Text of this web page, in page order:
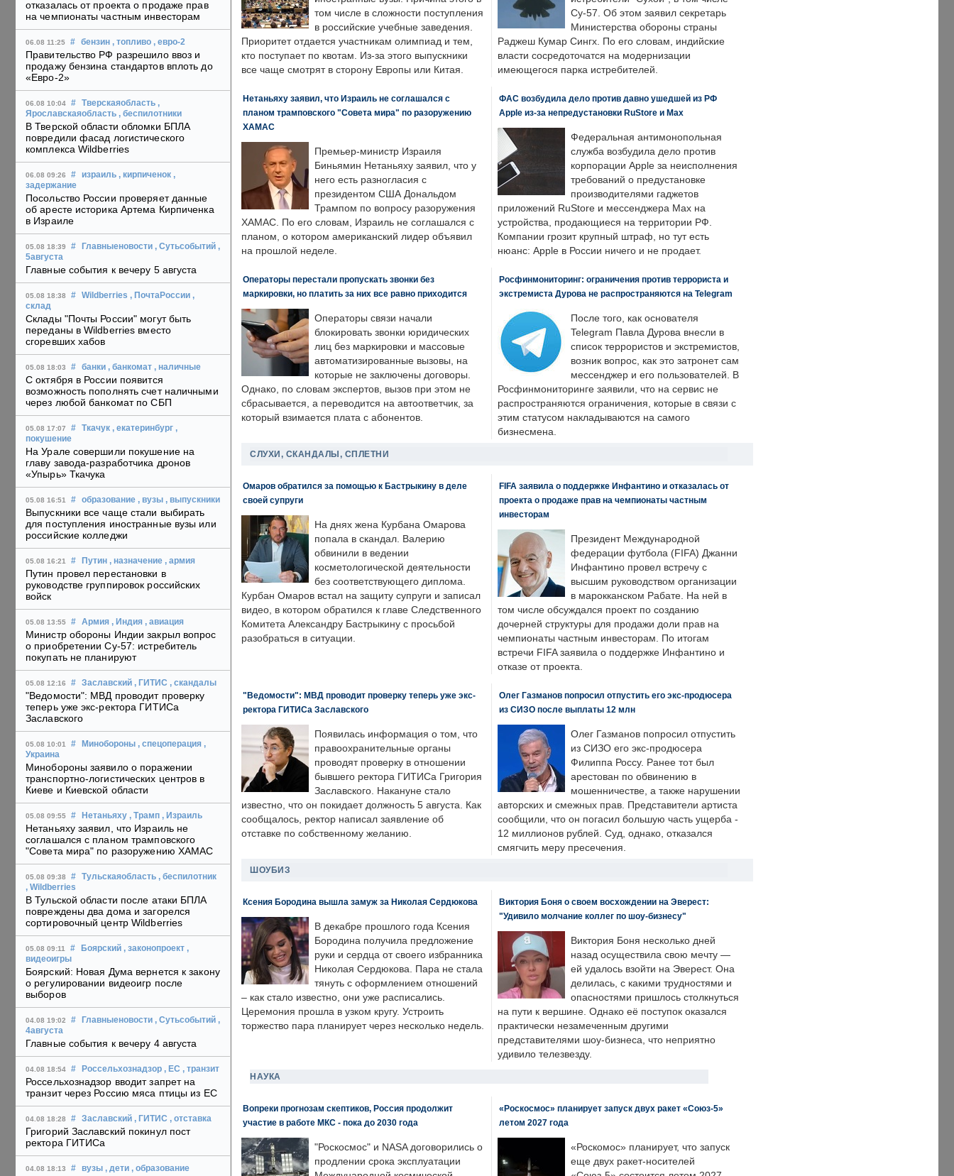
отказалась от проекта о продаже прав
на чемпионаты частным инвесторам
06.08 11:25 # бензин , топливо , евро-2
Правительство РФ разрешило ввоз и
продажу бензина стандартов вплоть до
«Евро-2»
06.08 10:04 # Тверскаяобласть ,
Ярославскаяобласть , беспилотники
В Тверской области обломки БПЛА
повредили фасад логистического
комплекса Wildberries
06.08 09:26 # израиль , кирпиченок ,
задержание
Посольство России проверяет данные
об аресте историка Артема Кирпиченка
в Израиле
05.08 18:39 # Главныеновости , Сутьсобытий ,
5августа
Главные события к вечеру 5 августа
05.08 18:38 # Wildberries , ПочтаРоссии ,
склад
Склады "Почты России" могут быть
переданы в Wildberries вместо
сгоревших хабов
05.08 18:03 # банки , банкомат , наличные
С октября в России появится
возможность пополнять счет наличными
через любой банкомат по СБП
05.08 17:07 # Ткачук , екатеринбург ,
покушение
На Урале совершили покушение на
главу завода-разработчика дронов
«Упырь» Ткачука
05.08 16:51 # образование , вузы , выпускники
Выпускники все чаще стали выбирать
для поступления иностранные вузы или
российские колледжи
05.08 16:21 # Путин , назначение , армия
Путин провел перестановки в
руководстве группировок российских
войск
05.08 13:55 # Армия , Индия , авиация
Министр обороны Индии закрыл вопрос
о приобретении Су-57: истребитель
покупать не планируют
05.08 12:16 # Заславский , ГИТИС , скандалы
"Ведомости": МВД проводит проверку
теперь уже экс-ректора ГИТИСа
Заславского
05.08 10:01 # Минобороны , спецоперация ,
Украина
Минобороны заявило о поражении
транспортно-логистических центров в
Киеве и Киевской области
05.08 09:55 # Нетаньяху , Трамп , Израиль
Нетаньяху заявил, что Израиль не
соглашался с планом трамповского
"Совета мира" по разоружению ХАМАС
05.08 09:38 # Тульскаяобласть , беспилотник
, Wildberries
В Тульской области после атаки БПЛА
повреждены два дома и загорелся
сортировочный центр Wildberries
05.08 09:11 # Боярский , законопроект ,
видеоигры
Боярский: Новая Дума вернется к закону
о регулировании видеоигр после
выборов
04.08 19:02 # Главныеновости , Сутьсобытий ,
4августа
Главные события к вечеру 4 августа
04.08 18:54 # Россельхознадзор , ЕС , транзит
Россельхознадзор вводит запрет на
транзит через Россию мяса птицы из ЕС
04.08 18:28 # Заславский , ГИТИС , отставка
Григорий Заславский покинул пост
ректора ГИТИСа
04.08 18:13 # вузы , дети , образование
том числе в сложности поступления
в российские учебные заведения.
Приоритет отдается участникам олимпиад и тем,
кто поступает по квотам. Из-за этого выпускники
все чаще смотрят в сторону Европы или Китая.
Су-57. Об этом заявил секретарь
Министерства обороны страны
Раджеш Кумар Сингх. По его словам, индийские
власти сосредоточатся на модернизации
имеющегося парка истребителей.
Нетаньяху заявил, что Израиль не соглашался с
планом трамповского "Совета мира" по разоружению
ХАМАС
Премьер-министр Израиля
Биньямин Нетаньяху заявил, что у
него есть разногласия с
президентом США Дональдом
Трампом по вопросу разоружения
ХАМАС. По его словам, Израиль не соглашался с
планом, о котором американский лидер объявил
на прошлой неделе.
ФАС возбудила дело против давно ушедшей из РФ
Apple из-за непредустановки RuStore и Max
Федеральная антимонопольная
служба возбудила дело против
корпорации Apple за неисполнения
требований о предустановке
производителями гаджетов
приложений RuStore и мессенджера Max на
устройства, продающиеся на территории РФ.
Компании грозит крупный штраф, но тут есть
нюанс: Apple в России ничего и не продает.
Операторы перестали пропускать звонки без
маркировки, но платить за них все равно приходится
Операторы связи начали
блокировать звонки юридических
лиц без маркировки и массовые
автоматизированные вызовы, на
которые не заключены договоры.
Однако, по словам экспертов, вызов при этом не
сбрасывается, а переводится на автоответчик, за
который взимается плата с абонентов.
Росфинмониторинг: ограничения против террориста и
экстремиста Дурова не распространяются на Telegram
После того, как основателя
Telegram Павла Дурова внесли в
список террористов и экстремистов,
возник вопрос, как это затронет сам
мессенджер и его пользователей. В
Росфинмониторинге заявили, что на сервис не
распространяются ограничения, которые в связи с
этим статусом накладываются на самого
бизнесмена.
СЛУХИ, СКАНДАЛЫ, СПЛЕТНИ
Омаров обратился за помощью к Бастрыкину в деле
своей супруги
На днях жена Курбана Омарова
попала в скандал. Валерию
обвинили в ведении
косметологической деятельности
без соответствующего диплома.
Курбан Омаров встал на защиту супруги и записал
видео, в котором обратился к главе Следственного
Комитета Александру Бастрыкину с просьбой
разобраться в ситуации.
FIFA заявила о поддержке Инфантино и отказалась от
проекта о продаже прав на чемпионаты частным
инвесторам
Президент Международной
федерации футбола (FIFA) Джанни
Инфантино провел встречу с
высшим руководством организации
в марокканском Рабате. На ней в
том числе обсуждался проект по созданию
дочерней структуры для продажи доли прав на
чемпионаты частным инвесторам. По итогам
встречи FIFA заявила о поддержке Инфантино и
отказе от проекта.
"Ведомости": МВД проводит проверку теперь уже экс-
ректора ГИТИСа Заславского
Появилась информация о том, что
правоохранительные органы
проводят проверку в отношении
бывшего ректора ГИТИСа Григория
Заславского. Накануне стало
известно, что он покидает должность 5 августа. Как
сообщалось, ректор написал заявление об
отставке по собственному желанию.
Олег Газманов попросил отпустить его экс-продюсера
из СИЗО после выплаты 12 млн
Олег Газманов попросил отпустить
из СИЗО его экс-продюсера
Филиппа Россу. Ранее тот был
арестован по обвинению в
мошенничестве, а также нарушении
авторских и смежных прав. Представители артиста
сообщили, что он погасил большую часть ущерба -
12 миллионов рублей. Суд, однако, отказался
смягчить меру пресечения.
ШОУБИЗ
Ксения Бородина вышла замуж за Николая Сердюкова
В декабре прошлого года Ксения
Бородина получила предложение
руки и сердца от своего избранника
Николая Сердюкова. Пара не стала
тянуть с оформлением отношений
– как стало известно, они уже расписались.
Церемония прошла в узком кругу. Устроить
торжество пара планирует через несколько недель.
Виктория Боня о своем восхождении на Эверест:
"Удивило молчание коллег по шоу-бизнесу"
Виктория Боня несколько дней
назад осуществила свою мечту —
ей удалось взойти на Эверест. Она
делилась, с какими трудностями и
опасностями пришлось столкнуться
на пути к вершине. Однако её поступок оказался
практически незамеченным другими
представителями шоу-бизнеса, что неприятно
удивило телезвезду.
НАУКА
Вопреки прогнозам скептиков, Россия продолжит
участие в работе МКС - пока до 2030 года
"Роскосмос" и NASA договорились о
продлении срока эксплуатации
«Роскосмос» планирует запуск двух ракет «Союз-5»
летом 2027 года
«Роскомос» планирует, что запуск
еще двух ракет-носителей